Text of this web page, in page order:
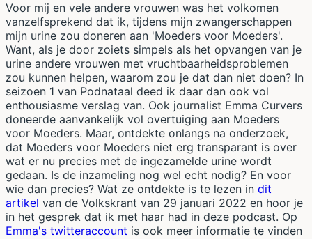
Voor mij en vele andere vrouwen was het volkomen
vanzelfsprekend dat ik, tijdens mijn zwangerschappen
mijn urine zou doneren aan 'Moeders voor Moeders'.
Want, als je door zoiets simpels als het opvangen van je
urine andere vrouwen met vruchtbaarheidsproblemen
zou kunnen helpen, waarom zou je dat dan niet doen? In
seizoen 1 van Podnataal deed ik daar dan ook vol
enthousiasme verslag van. Ook journalist Emma Curvers
doneerde aanvankelijk vol overtuiging aan Moeders
voor Moeders. Maar, ontdekte onlangs na onderzoek,
dat Moeders voor Moeders niet erg transparant is over
wat er nu precies met de ingezamelde urine wordt
gedaan. Is de inzameling nog wel echt nodig? En voor
wie dan precies? Wat ze ontdekte is te lezen in dit
artikel van de Volkskrant van 29 januari 2022 en hoor je
in het gesprek dat ik met haar had in deze podcast. Op
Emma's twitteraccount is ook meer informatie te vinden